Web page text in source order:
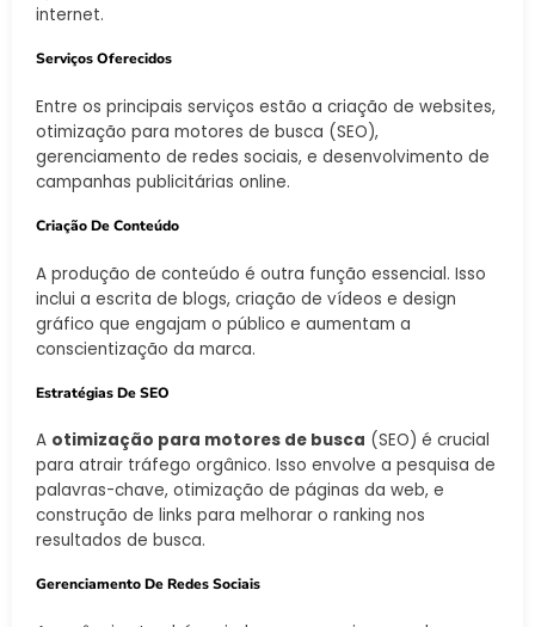
internet.
Serviços Oferecidos
Entre os principais serviços estão a criação de websites,
otimização para motores de busca (SEO),
gerenciamento de redes sociais, e desenvolvimento de
campanhas publicitárias online.
Criação De Conteúdo
A produção de conteúdo é outra função essencial. Isso
inclui a escrita de blogs, criação de vídeos e design
gráfico que engajam o público e aumentam a
conscientização da marca.
Estratégias De SEO
A otimização para motores de busca (SEO) é crucial
para atrair tráfego orgânico. Isso envolve a pesquisa de
palavras-chave, otimização de páginas da web, e
construção de links para melhorar o ranking nos
resultados de busca.
Gerenciamento De Redes Sociais